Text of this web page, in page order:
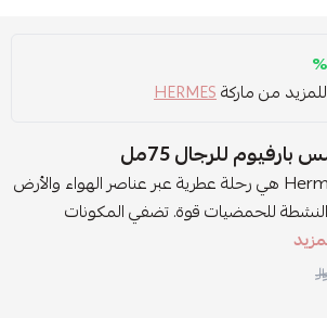
من ماركةHERMES
للرجال 75مل
Hermès Terre d'Hermès هي رحلة عطرية عبر عناصر الهواء والأرض
النشطة للحمضيات قوة. تضفي المكونات